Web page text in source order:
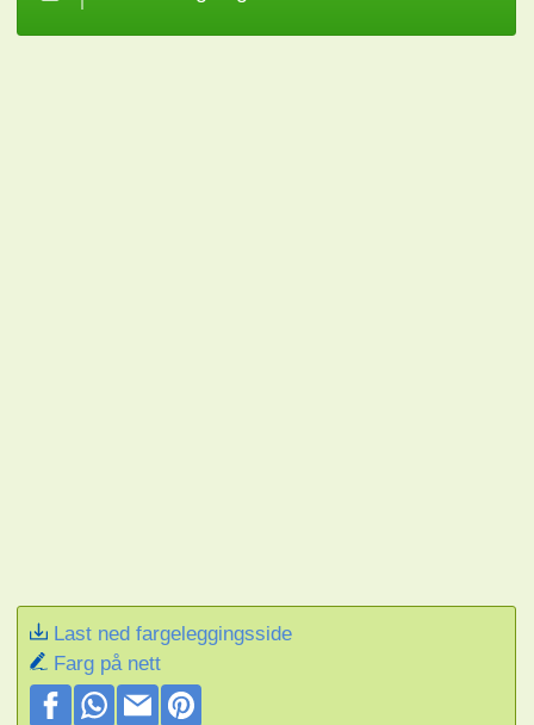
Last ned fargeleggingsside
Farg på nett